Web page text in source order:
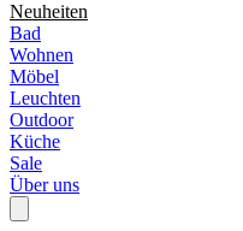
Neuheiten
Bad
Wohnen
Möbel
Leuchten
Outdoor
Küche
Sale
Über uns